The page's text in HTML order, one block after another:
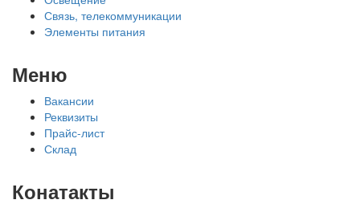
Связь, телекоммуникации
Элементы питания
Меню
Вакансии
Реквизиты
Прайс-лист
Склад
Конатакты